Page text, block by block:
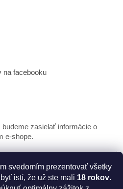
svedomím prezentovať všetky
istí, že už ste mali 18 rokov.
na facebooku
zasielať informácie o
e-shope.